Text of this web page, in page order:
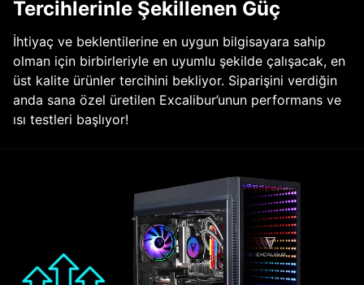
Tercihlerinle Şekillenen Güç
İhtiyaç ve beklentilerine en uygun bilgisayara sahip
olman için birbirleriyle en uyumlu şekilde çalışacak, en
üst kalite ürünler tercihini bekliyor. Siparişini verdiğin
anda sana özel üretilen Excalibur’unun performans ve
ısı testleri başlıyor!